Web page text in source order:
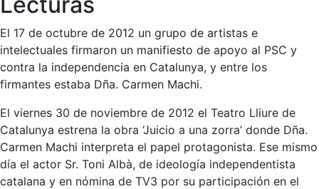
El 17 de octubre de 2012 un grupo de artistas e
intelectuales firmaron un manifiesto de apoyo al PSC y
contra la independencia en Catalunya, y entre los
firmantes estaba Dña. Carmen Machi.
El viernes 30 de noviembre de 2012 el Teatro Lliure de
Catalunya estrena la obra ‘Juicio a una zorra’ donde Dña.
Carmen Machi interpreta el papel protagonista. Ese mismo
día el actor Sr. Toni Albà, de ideología independentista
catalana y en nómina de TV3 por su participación en el